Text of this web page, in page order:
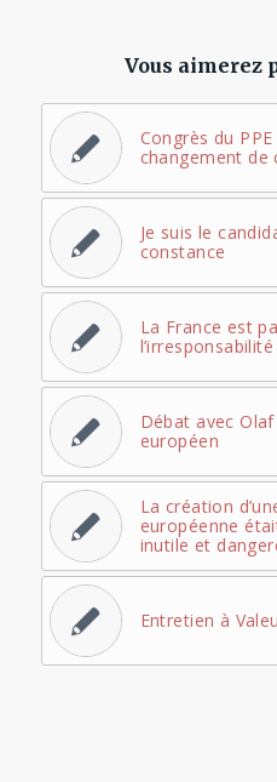
Vous aimerez
Congrès du
changement de
Je suis le
constance
La France est
Débat avec
européen
La création
européenne
inutile et
Entretien à